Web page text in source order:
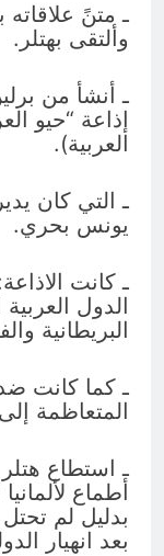
ـ متنً علاقاته
وألتقى بهتلر.
ـ أنشأ من
إذاعة “حيو
العربية).
ـ التي كان
يونس بحري.
ـ كانت
الدول
البريطانية
ـ كما كانت
المتعاظمة
ـ استطاع هتلر
أطماع
بدليل لم تحتل
بعد انهيار